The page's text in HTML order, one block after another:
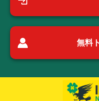
無料